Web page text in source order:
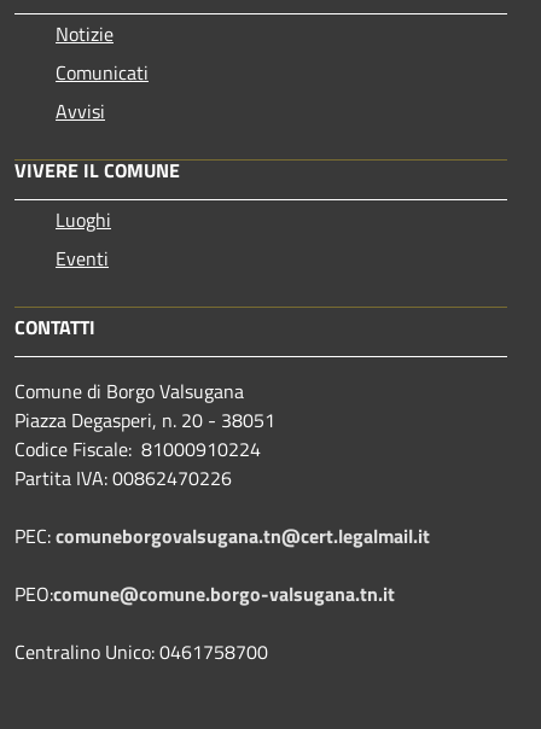
Notizie
Comunicati
Avvisi
VIVERE IL COMUNE
Luoghi
Eventi
CONTATTI
Comune di Borgo Valsugana
Piazza Degasperi, n. 20 - 38051
Codice Fiscale: 81000910224
Partita IVA: 00862470226
PEC:comuneborgovalsugana.tn@cert.legalmail.it
PEO:comune@comune.borgo-valsugana.tn.it
Centralino Unico: 0461758700